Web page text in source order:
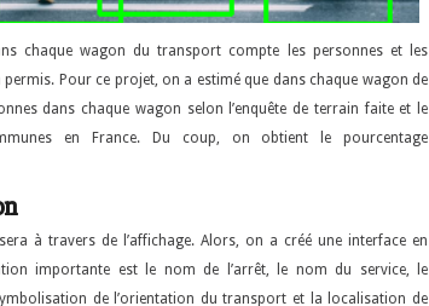
chaque wagon du transport compte les personnes et les
Pour ce projet, on a estimé que dans chaque wagon de
dans chaque wagon selon l’enquête de terrain faite et le
en France. Du coup, on obtient le pourcentage
à travers de l’affichage. Alors, on a créé une interface en
importante est le nom de l’arrêt, le nom du service, le
de l’orientation du transport et la localisation de